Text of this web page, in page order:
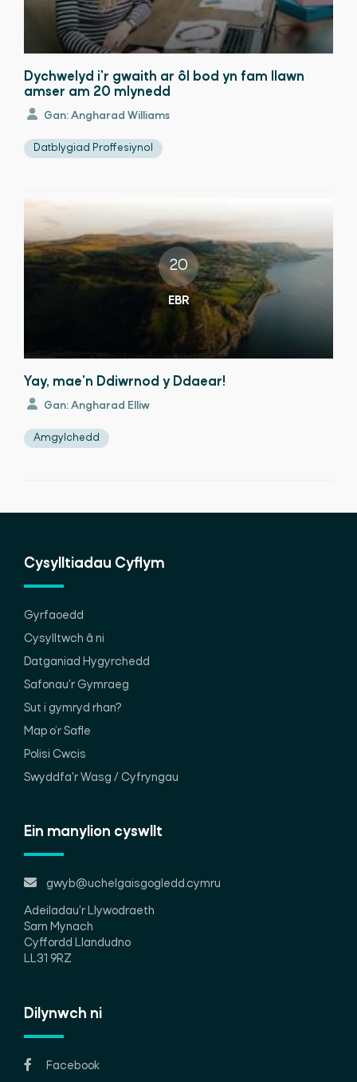
Dychwelyd i'r gwaith ar ôl bod yn fam llawn
amser am 20 mlynedd
Gan: Angharad Williams
Datblygiad Proffesiynol
20
EBR
Yay, mae'n Ddiwrnod y Ddaear!
Gan: Angharad Elliw
Amgylchedd
Cysylltiadau Cyflym
Gyrfaoedd
Cysylltwch â ni
Datganiad Hygyrchedd
Safonau'r Gymraeg
Sut i gymryd rhan?
Map o’r Safle
Polisi Cwcis
Swyddfa'r Wasg / Cyfryngau
Ein manylion cyswllt
gwyb@uchelgaisgogledd.cymru
Adeiladau'r Llywodraeth
Sarn Mynach
Cyffordd Llandudno
LL31 9RZ
Dilynwch ni
Facebook